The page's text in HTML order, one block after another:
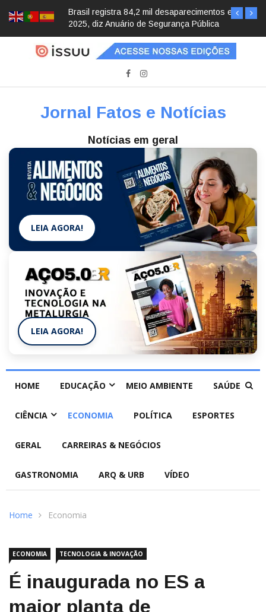
Brasil registra 84,2 mil desaparecimentos em
2025, diz Anuário de Segurança Pública
Jornal Fatos e Notícias
Notícias em geral
LEIA AGORA!
LEIA AGORA!
HOME EDUCAÇÃO MEIO AMBIENTE SAÚDE
CIÊNCIA ECONOMIA POLÍTICA ESPORTES
GERAL CARREIRAS & NEGÓCIOS
GASTRONOMIA ARQ & URB VÍDEO
Home Economia
ECONOMIA TECNOLOGIA & INOVAÇÃO
É inaugurada no ES a
maior planta de